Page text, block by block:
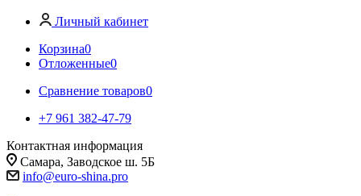
Личный кабинет
Корзина0
Отложенные0
Сравнение товаров0
+7 961 382-47-79
Контактная информация
Самара, Заводское ш. 5Б
info@euro-shina.pro